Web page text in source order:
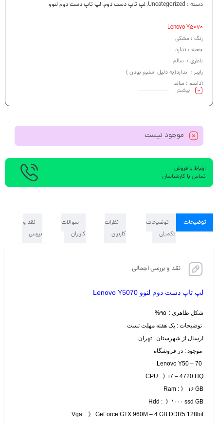
دسته : Uncategorized
,لپ تاپ دست دوم,لپ تاپ دست دوم لنوو
Lenovo Y5070
رنگ : مشکی
جعبه : ندارد
باطری : سالم
رایتر : ندارد(به دلیل اسلیم بودن )
آداپتور: سالم
کیبرد : سالم -Red Backlight
بیشـتر
موجود نیست
ارتباط با فروش
تماس با کارشناسان
توضیحات
توضیحات
تکمیلی
نظرات
کاربران
سوالات
کاربران
نقد و
بررسی
نقد و بررسی اجمالی
لپ تاپ دست دوم لنوو Lenovo Y5070
شکل ظاهری : ۹۵%
توضیحات : یک هفته مهلت تست
ارسال از شهرستان : تهران
موجود : در فروشگاه
CPU : 》i7 – 4720 HQ
Ram : 》 ۱۶ GB
Hdd : 》۱۰۰۰ ssd GB
Vga : 》 GeForce GTX 960M – 4 GB DDR5 128bit